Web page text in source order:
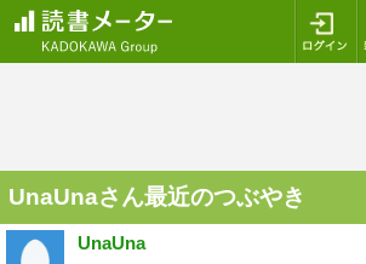
UnaUnaさん最近のつぶやき
UnaUna